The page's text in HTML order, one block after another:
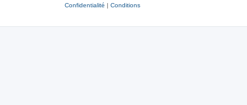
Confidentialité | Conditions